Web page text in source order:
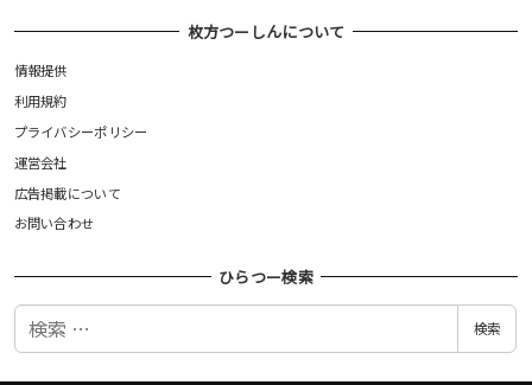
枚方つーしんについて
情報提供
利用規約
プライバシーポリシー
運営会社
広告掲載について
お問い合わせ
ひらつー検索
検
検索